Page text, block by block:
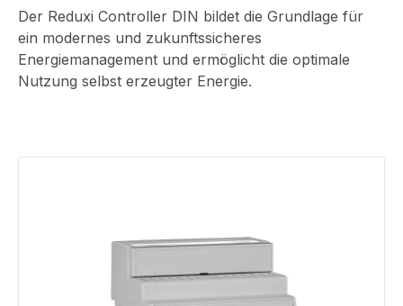
Der Reduxi Controller DIN bildet die Grundlage für
ein modernes und zukunftssicheres
Energiemanagement und ermöglicht die optimale
Nutzung selbst erzeugter Energie.